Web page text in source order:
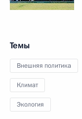
Темы
Внешняя политика
Климат
Экология